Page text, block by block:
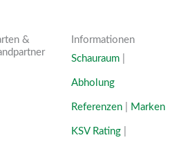
&
Informationen
Schauraum
Abholung
Referenzen Marken
KSV Rating